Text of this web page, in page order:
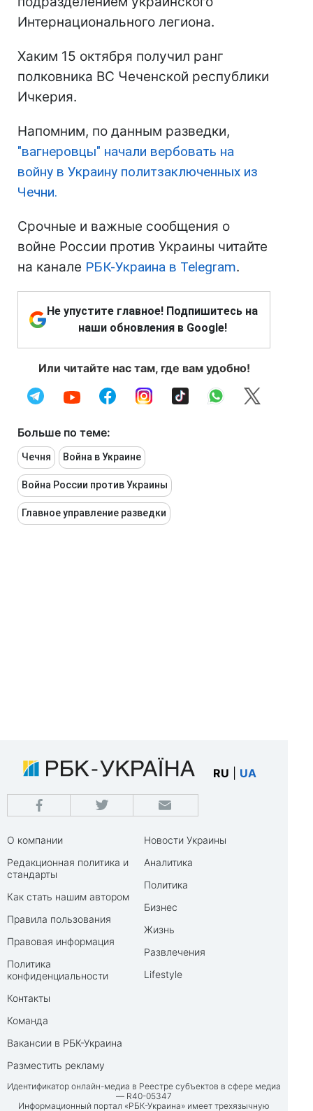
Интернационального легиона.
Хаким 15 октября получил ранг
полковника ВС Чеченской республики
Ичкерия.
Напомним, по данным разведки,
"вагнеровцы" начали вербовать на
войну в Украину политзаключенных из
Чечни.
Срочные и важные сообщения о
войне России против Украины читайте
на канале РБК-Украина в Telegram.
Не упустите главное! Подпишитесь на
наши обновления в Google!
Или читайте нас там, где вам удобно!
Больше по теме:
Чечня Война в Украине
Война России против Украины
Главное управление разведки
RU UA
О компании
Редакционная политика и
стандарты
Как стать нашим автором
Правила пользования
Правовая информация
Политика
конфиденциальности
Контакты
Команда
Вакансии в РБК-Украина
Разместить рекламу
Новости Украины
Аналитика
Политика
Бизнес
Жизнь
Развлечения
Lifestyle
Идентификатор онлайн-медиа в Реестре субъектов в сфере медиа
— R40-05347
Информационный портал «РБК-Украина» имеет трехязычную